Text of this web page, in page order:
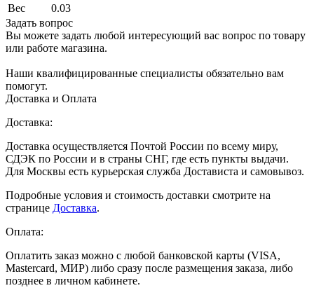
Вес
0.03
Задать вопрос
Вы можете задать любой интересующий вас вопрос по товару
или работе магазина.
Наши квалифицированные специалисты обязательно вам
помогут.
Доставка и Оплата
Доставка:
Доставка осуществляется Почтой России по всему миру,
СДЭК по России и в страны СНГ, где есть пункты выдачи.
Для Москвы есть курьерская служба Достависта и самовывоз.
Подробные условия и стоимость доставки смотрите на
странице Доставка.
Оплата:
Оплатить заказ можно с любой банковской карты (VISA,
Mastercard, МИР) либо сразу после размещения заказа, либо
позднее в личном кабинете.